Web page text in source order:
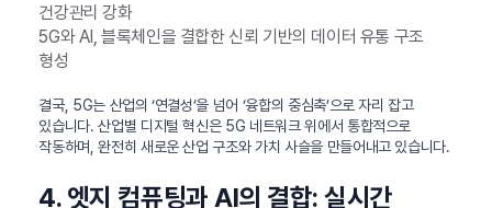
건강관리 강화
5G와 AI, 블록체인을 결합한 신뢰 기반의 데이터 유통 구조
형성
결국, 5G는 산업의 ‘연결성’을 넘어 ‘융합의 중심축’으로 자리 잡고
있습니다. 산업별 디지털 혁신은 5G 네트워크 위에서 통합적으로
작동하며, 완전히 새로운 산업 구조와 가치 사슬을 만들어내고 있습니다.
4. 엣지 컴퓨팅과 AI의 결합: 실시간